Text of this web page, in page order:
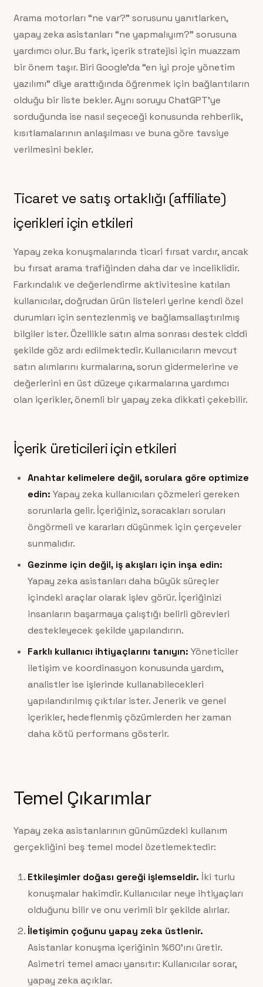
Arama motorları “ne var?” sorusunu yanıtlarken,
yapay zeka asistanları “ne yapmalıyım?” sorusuna
yardımcı olur. Bu fark, içerik stratejisi için muazzam
bir önem taşır. Biri Google’da “en iyi proje yönetim
yazılımı” diye arattığında öğrenmek için bağlantıların
olduğu bir liste bekler. Aynı soruyu ChatGPT’ye
sorduğunda ise nasıl seçeceği konusunda rehberlik,
kısıtlamalarının anlaşılması ve buna göre tavsiye
verilmesini bekler.
Ticaret ve satış ortaklığı (affiliate)
içerikleri için etkileri
Yapay zeka konuşmalarında ticari fırsat vardır, ancak
bu fırsat arama trafiğinden daha dar ve inceliklidir.
Farkındalık ve değerlendirme aktivitesine katılan
kullanıcılar, doğrudan ürün listeleri yerine kendi özel
durumları için sentezlenmiş ve bağlamsallaştırılmış
bilgiler ister. Özellikle satın alma sonrası destek ciddi
şekilde göz ardı edilmektedir. Kullanıcıların mevcut
satın alımlarını kurmalarına, sorun gidermelerine ve
değerlerini en üst düzeye çıkarmalarına yardımcı
olan içerikler, önemli bir yapay zeka dikkati çekebilir.
İçerik üreticileri için etkileri
Anahtar kelimelere değil, sorulara göre optimize
edin: Yapay zeka kullanıcıları çözmeleri gereken
sorunlarla gelir. İçeriğiniz, soracakları soruları
öngörmeli ve kararları düşünmek için çerçeveler
sunmalıdır.
Gezinme için değil, iş akışları için inşa edin:
Yapay zeka asistanları daha büyük süreçler
içindeki araçlar olarak işlev görür. İçeriğinizi
insanların başarmaya çalıştığı belirli görevleri
destekleyecek şekilde yapılandırın.
Farklı kullanıcı ihtiyaçlarını tanıyın: Yöneticiler
iletişim ve koordinasyon konusunda yardım,
analistler ise işlerinde kullanabilecekleri
yapılandırılmış çıktılar ister. Jenerik ve genel
içerikler, hedeflenmiş çözümlerden her zaman
daha kötü performans gösterir.
Temel Çıkarımlar
Yapay zeka asistanlarının günümüzdeki kullanım
gerçekliğini beş temel model özetlemektedir:
Etkileşimler doğası gereği işlemseldir. İki turlu
konuşmalar hakimdir. Kullanıcılar neye ihtiyaçları
olduğunu bilir ve onu verimli bir şekilde alırlar.
İletişimin çoğunu yapay zeka üstlenir.
Asistanlar konuşma içeriğinin %60’ını üretir.
Asimetri temel amacı yansıtır: Kullanıcılar sorar,
yapay zeka açıklar.